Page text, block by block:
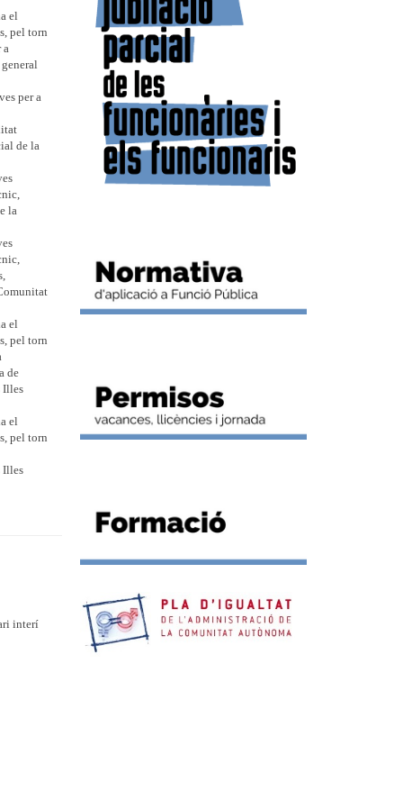
el
pel torn
a
per a
de la
la
el
pel torn
de
Illes
el
pel torn
Illes
interí